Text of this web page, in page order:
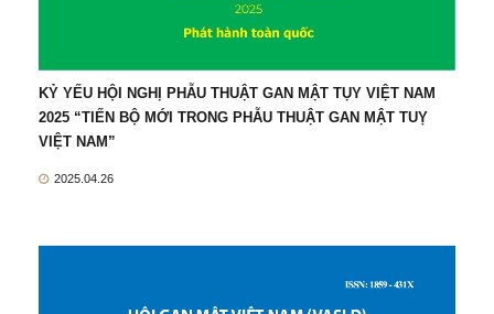
KỶ YẾU HỘI NGHỊ PHẪU THUẬT GAN MẬT TỤY VIỆT NAM
2025 “TIẾN BỘ MỚI TRONG PHẪU THUẬT GAN MẬT TUỴ
VIỆT NAM”
2025.04.26